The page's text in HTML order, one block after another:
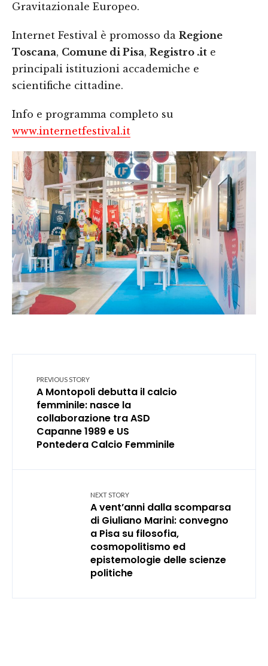
Gravitazionale Europeo.
Internet Festival è promosso da Regione
Toscana, Comune di Pisa, Registro .it e
principali istituzioni accademiche e
scientifiche cittadine.
Info e programma completo su
www.internetfestival.it
PREVIOUS STORY
A Montopoli debutta il calcio
femminile: nasce la
collaborazione tra ASD
Capanne 1989 e US
Pontedera Calcio Femminile
NEXT STORY
A vent’anni dalla scomparsa
di Giuliano Marini: convegno
a Pisa su filosofia,
cosmopolitismo ed
epistemologie delle scienze
politiche